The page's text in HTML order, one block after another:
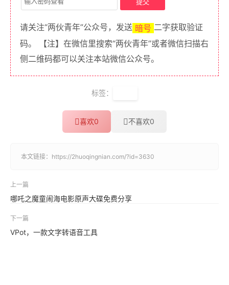
请关注“两伙青年”公众号，发送 暗号 二字获取验证
码。 【注】在微信里搜索“两伙青年”或者微信扫描右
侧二维码都可以关注本站微信公众号。
标签：
喜欢0 不喜欢0
本文链接： https://2huoqingnian.com/?id=3630
上一篇
哪吒之魔童闹海电影原声大碟免费分享
下一篇
VPot，一款文字转语音工具